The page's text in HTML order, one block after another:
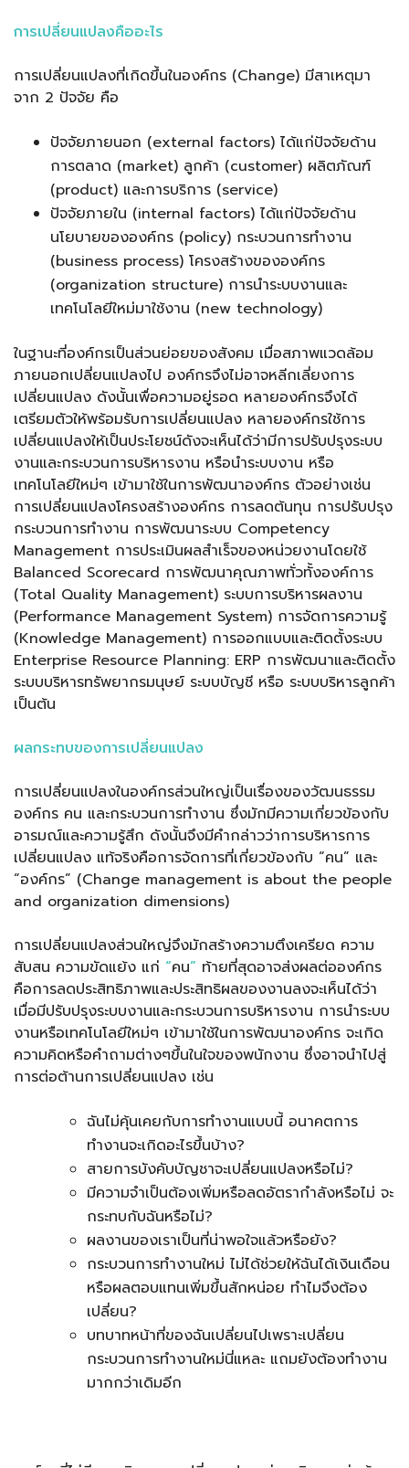
การเปลี่ยนแปลงคืออะไร
การเปลี่ยนแปลงที่เกิดขึ้นในองค์กร (Change) มีสาเหตุมา
จาก 2 ปัจจัย คือ
ปัจจัยภายนอก (external factors) ได้แก่ปัจจัยด้าน
การตลาด (market) ลูกค้า (customer) ผลิตภัณฑ์
(product) และการบริการ (service)
ปัจจัยภายใน (internal factors) ได้แก่ปัจจัยด้าน
นโยบายขององค์กร (policy) กระบวนการทำงาน
(business process) โครงสร้างขององค์กร
(organization structure) การนำระบบงานและ
เทคโนโลยีใหม่มาใช้งาน (new technology)
ในฐานะที่องค์กรเป็นส่วนย่อยของสังคม เมื่อสภาพแวดล้อม
ภายนอกเปลี่ยนแปลงไป องค์กรจึงไม่อาจหลีกเลี่ยงการ
เปลี่ยนแปลง ดังนั้นเพื่อความอยู่รอด หลายองค์กรจึงได้
เตรียมตัวให้พร้อมรับการเปลี่ยนแปลง หลายองค์กรใช้การ
เปลี่ยนแปลงให้เป็นประโยชน์ดังจะเห็นได้ว่ามีการปรับปรุงระบบ
งานและกระบวนการบริหารงาน หรือนำระบบงาน หรือ
เทคโนโลยีใหม่ๆ เข้ามาใช้ในการพัฒนาองค์กร ตัวอย่างเช่น
การเปลี่ยนแปลงโครงสร้างองค์กร การลดต้นทุน การปรับปรุง
กระบวนการทำงาน การพัฒนาระบบ Competency
Management การประเมินผลสำเร็จของหน่วยงานโดยใช้
Balanced Scorecard การพัฒนาคุณภาพทั่วทั้งองค์การ
(Total Quality Management) ระบบการบริหารผลงาน
(Performance Management System) การจัดการความรู้
(Knowledge Management) การออกแบบและติดตั้งระบบ
Enterprise Resource Planning: ERP การพัฒนาและติดตั้ง
ระบบบริหารทรัพยากรมนุษย์ ระบบบัญชี หรือ ระบบบริหารลูกค้า
เป็นต้น
ผลกระทบของการเปลี่ยนแปลง
การเปลี่ยนแปลงในองค์กรส่วนใหญ่เป็นเรื่องของวัฒนธรรม
องค์กร คน และกระบวนการทำงาน ซึ่งมักมีความเกี่ยวข้องกับ
อารมณ์และความรู้สึก ดังนั้นจึงมีคำกล่าวว่าการบริหารการ
เปลี่ยนแปลง แท้จริงคือการจัดการที่เกี่ยวข้องกับ “คน” และ
“องค์กร” (Change management is about the people
and organization dimensions)
การเปลี่ยนแปลงส่วนใหญ่จึงมักสร้างความตึงเครียด ความ
สับสน ความขัดแย้ง แก่ “คน” ท้ายที่สุดอาจส่งผลต่อองค์กร
คือการลดประสิทธิภาพและประสิทธิผลของงานลงจะเห็นได้ว่า
เมื่อมีปรับปรุงระบบงานและกระบวนการบริหารงาน การนำระบบ
งานหรือเทคโนโลยีใหม่ๆ เข้ามาใช้ในการพัฒนาองค์กร จะเกิด
ความคิดหรือคำถามต่างๆขึ้นในใจของพนักงาน ซึ่งอาจนำไปสู่
การต่อต้านการเปลี่ยนแปลง เช่น
ฉันไม่คุ้นเคยกับการทำงานแบบนี้ อนาคตการ
ทำงานจะเกิดอะไรขึ้นบ้าง?
สายการบังคับบัญชาจะเปลี่ยนแปลงหรือไม่?
มีความจำเป็นต้องเพิ่มหรือลดอัตรากำลังหรือไม่ จะ
กระทบกับฉันหรือไม่?
ผลงานของเราเป็นที่น่าพอใจแล้วหรือยัง?
กระบวนการทำงานใหม่ ไม่ได้ช่วยให้ฉันได้เงินเดือน
หรือผลตอบแทนเพิ่มขึ้นสักหน่อย ทำไมจึงต้อง
เปลี่ยน?
บทบาทหน้าที่ของฉันเปลี่ยนไปเพราะเปลี่ยน
กระบวนการทำงานใหม่นี่แหละ แถมยังต้องทำงาน
มากกว่าเดิมอีก